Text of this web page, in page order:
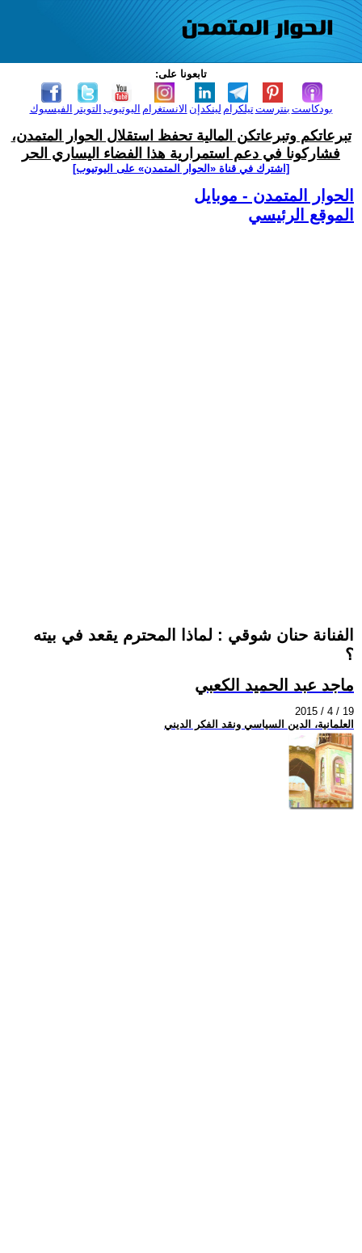
تابعونا على:
الفيسبوك التويتر اليوتيوب الانستغرام لينكدإن تيلكرامبنترست بودكاست
تبرعاتكم وتبرعاتكن المالية تحفظ استقلال الحوار المتمدن،
فشاركونا في دعم استمرارية هذا الفضاء اليساري الحر
[اشترك في قناة ‫«الحوار المتمدن» على اليوتيوب]
الحوار المتمدن - موبايل
الموقع الرئيسي
الفنانة حنان شوقي : لماذا المحترم يقعد في بيته
؟
ماجد عبد الحميد الكعبي
2015 / 4 / 19
العلمانية، الدين السياسي ونقد الفكر الديني